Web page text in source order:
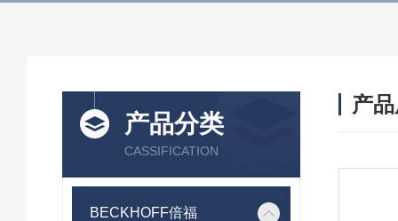
产品分类
CASSIFICATION
BECKHOFF倍福
产